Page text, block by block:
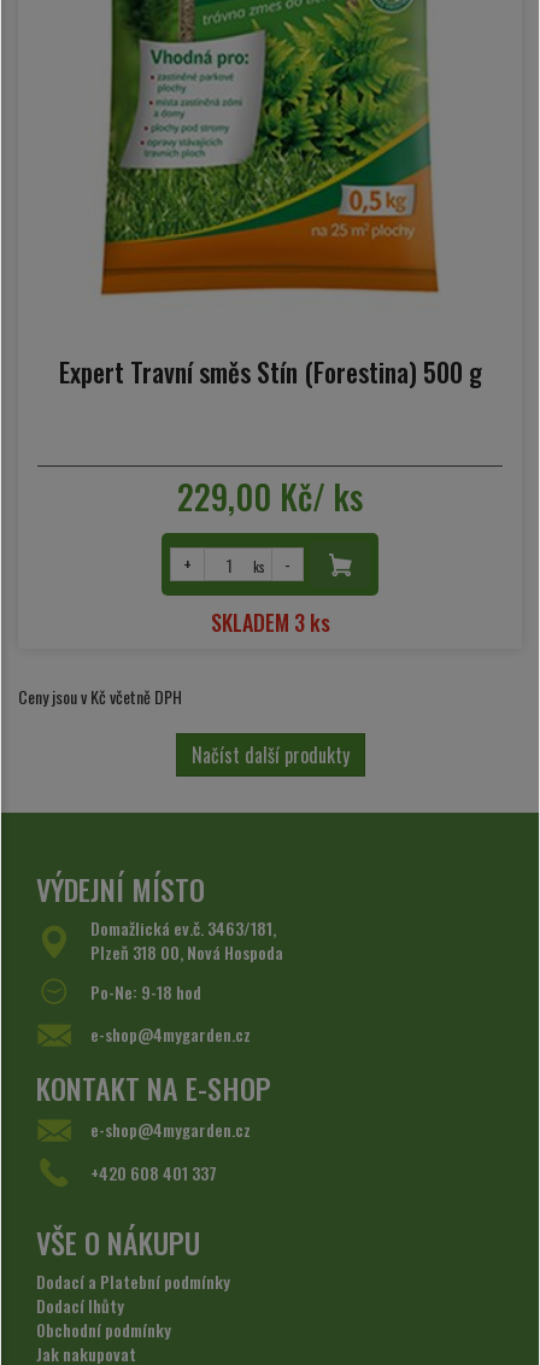
Expert Travní směs Stín (Forestina) 500 g
229,00 Kč/ ks
+ ks -
SKLADEM 3 ks
Ceny jsou v Kč včetně DPH
Načíst další produkty
VÝDEJNÍ MÍSTO
Domažlická ev.č. 3463/181,
Plzeň 318 00, Nová Hospoda
Po-Ne: 9-18 hod
e-shop@4mygarden.cz
KONTAKT NA E-SHOP
e-shop@4mygarden.cz
+420 608 401 337
VŠE O NÁKUPU
Dodací a Platební podmínky
Dodací lhůty
Obchodní podmínky
Jak nakupovat